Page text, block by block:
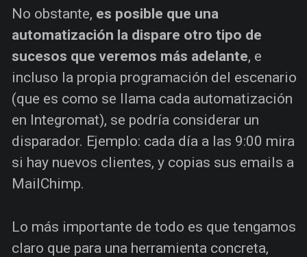
No obstante, es posible que una
automatización la dispare otro tipo de
sucesos que veremos más adelante, e
incluso la propia programación del escenario
(que es como se llama cada automatización
en Integromat), se podría considerar un
disparador. Ejemplo: cada día a las 9:00 mira
si hay nuevos clientes, y copias sus emails a
MailChimp.
Lo más importante de todo es que tengamos
claro que para una herramienta concreta,